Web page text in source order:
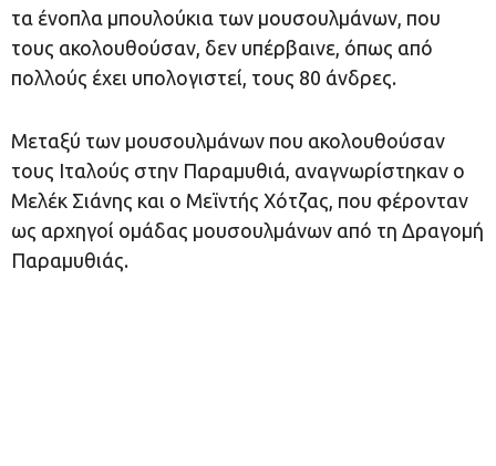
τα ένοπλα μπουλούκια των μουσουλμάνων, που
τους ακολουθούσαν, δεν υπέρβαινε, όπως από
πολλούς έχει υπολογιστεί, τους 80 άνδρες.
Μεταξύ των μουσουλμάνων που ακολουθούσαν
τους Ιταλούς στην Παραμυθιά, αναγνωρίστηκαν ο
Μελέκ Σιάνης και ο Μεϊντής Χότζας, που φέρονταν
ως αρχηγοί ομάδας μουσουλμάνων από τη Δραγομή
Παραμυθιάς.